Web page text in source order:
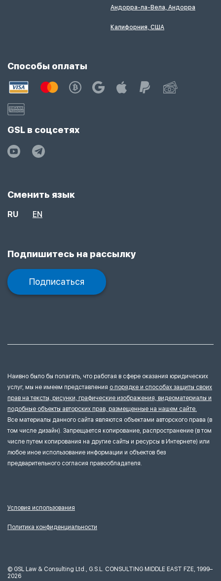
Андорра-ла-Вела, Андорра
Калифорния, США
Способы оплаты
GSL в соцсетях
Сменить язык
RU EN
Подпишитесь на рассылку
Подписаться
Наивно было бы полагать, что работая в сфере оказания юридических
услуг, мы не имеем представления о порядке и способах защиты своих
прав на тексты, рисунки, графические изображения, видеоматериалы и
подобные объекты авторских прав, размещенные на нашем сайте.
Все материалы данного сайта являются объектами авторского права (в
том числе дизайн). Запрещается копирование, распространение (в том
числе путем копирования на другие сайты и ресурсы в Интернете) или
любое иное использование информации и объектов без
предварительного согласия правообладателя.
Условия использования
Политика конфиденциальности
© GSL Law & Consulting Ltd., G.S.L. CONSULTING MIDDLE EAST FZE, 1999–
2026